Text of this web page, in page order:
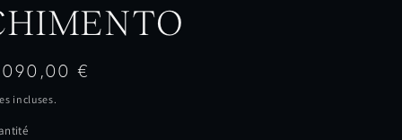
€
incluses.